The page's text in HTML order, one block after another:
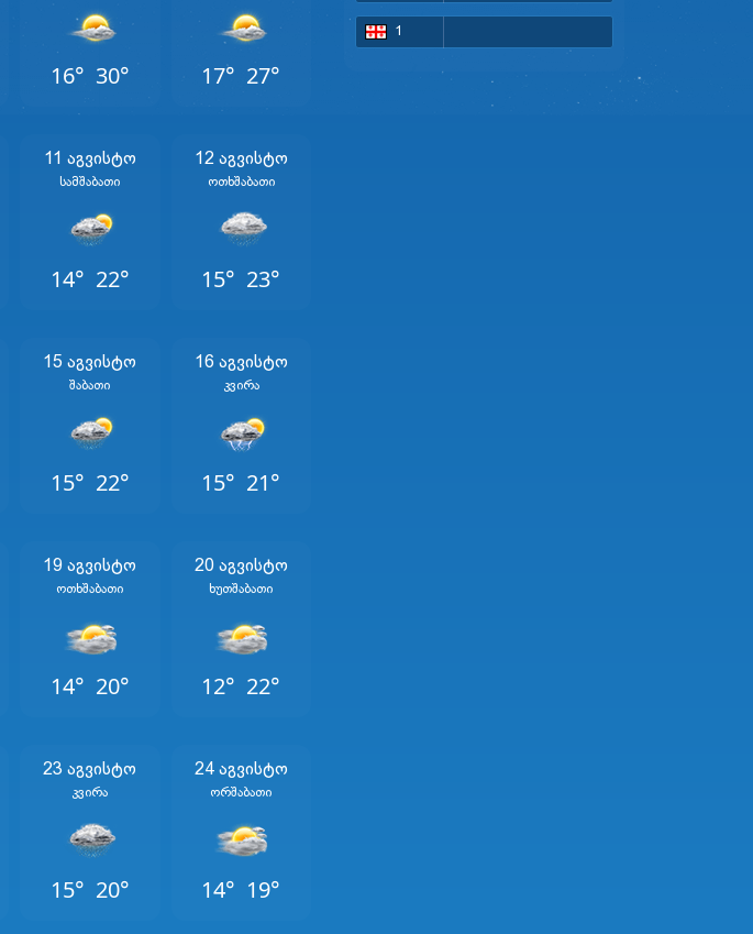
16° 30° 17° 27°
11 Აგვისტო
Სამშაბათი
14° 22°
12 Აგვისტო
Ოთხშაბათი
15° 23°
15 Აგვისტო
Შაბათი
15° 22°
16 Აგვისტო
Კვირა
15° 21°
19 Აგვისტო
Ოთხშაბათი
14° 20°
20 Აგვისტო
Ხუთშაბათი
12° 22°
23 Აგვისტო
Კვირა
15° 20°
24 Აგვისტო
Ორშაბათი
14° 19°
1